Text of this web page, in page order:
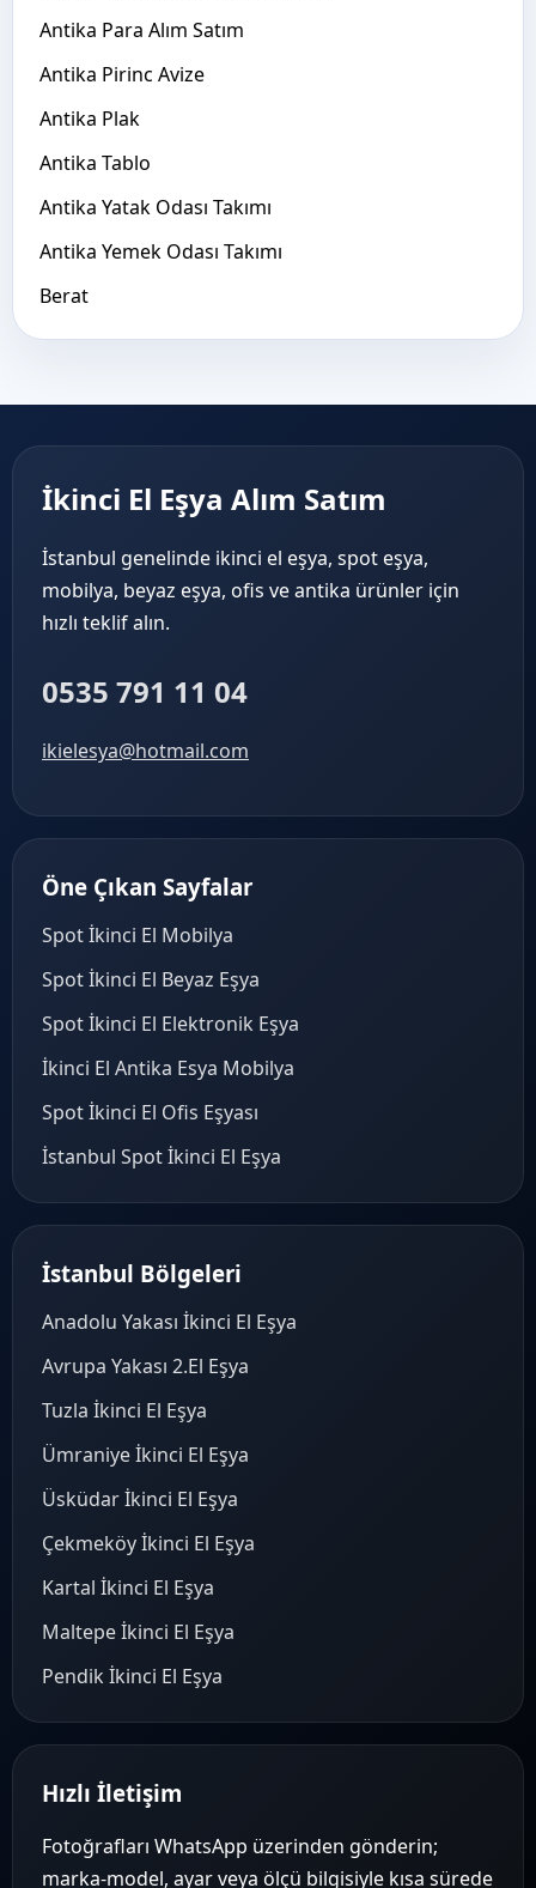
Antika Para Alım Satım
Antika Pirinc Avize
Antika Plak
Antika Tablo
Antika Yatak Odası Takımı
Antika Yemek Odası Takımı
Berat
İkinci El Eşya Alım Satım
İstanbul genelinde ikinci el eşya, spot eşya,
mobilya, beyaz eşya, ofis ve antika ürünler için
hızlı teklif alın.
0535 791 11 04
ikielesya@hotmail.com
Öne Çıkan Sayfalar
Spot İkinci El Mobilya
Spot İkinci El Beyaz Eşya
Spot İkinci El Elektronik Eşya
İkinci El Antika Esya Mobilya
Spot İkinci El Ofis Eşyası
İstanbul Spot İkinci El Eşya
İstanbul Bölgeleri
Anadolu Yakası İkinci El Eşya
Avrupa Yakası 2.El Eşya
Tuzla İkinci El Eşya
Ümraniye İkinci El Eşya
Üsküdar İkinci El Eşya
Çekmeköy İkinci El Eşya
Kartal İkinci El Eşya
Maltepe İkinci El Eşya
Pendik İkinci El Eşya
Hızlı İletişim
Fotoğrafları WhatsApp üzerinden gönderin;
marka-model, ayar veya ölçü bilgisiyle kısa sürede